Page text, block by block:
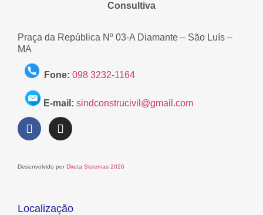
Consultiva
Praça da República Nº 03-A Diamante – São Luís –
MA
Fone: 098 3232-1164
E-mail: sindconstrucivil@gmail.com
Desenvolvido por Direta Sistemas 2026
Localização